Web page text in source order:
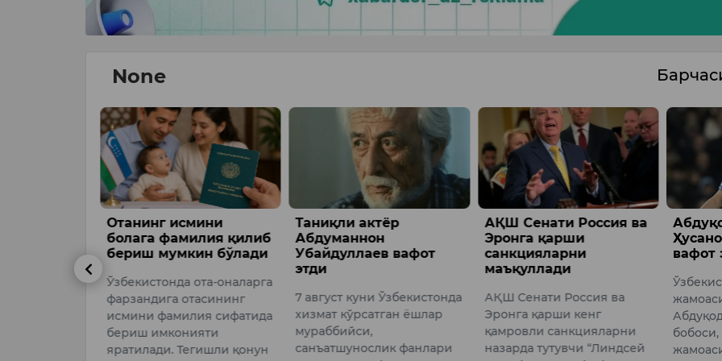
None
оналарга
Таниқли актёр
Абдуманнон
Убайдуллаев вафот
7 август куни Ўзбекистонда
хизмат кўрсатган ёшлар
мураббийси,
санъатшунослик фанлари
АҚШ Сенати Россия ва
Эронга қарши
санкцияларни
маъқуллади
АҚШ Сенати Россия ва
Эронга қарши кенг
қамровли санкцияларни
назарда тутувчи “Линдсей
Абдуқодир
Ҳусановнинг бобоси
вафот этди
жамоаси ҳимоячиси
Абдуқодир Ҳусановнинг
бобоси, “Бунёдкор” U19
жамоаси бош мураббийи
Қулай
аниқ
Шавкат
жамоат